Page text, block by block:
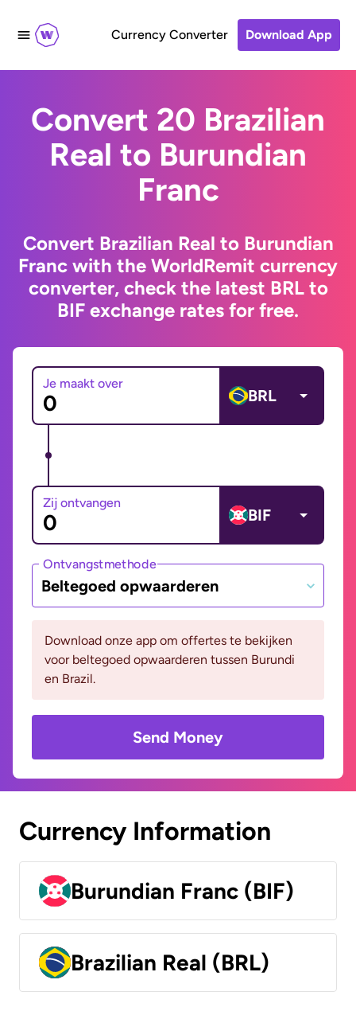
Currency Converter Download App
Convert 20 Brazilian
Real to Burundian
Franc
Convert Brazilian Real to Burundian
Franc with the WorldRemit currency
converter, check the latest BRL to
BIF exchange rates for free.
Je maakt over
BRL
Zij ontvangen
BIF
Ontvangstmethode
Beltegoed opwaarderen
Download onze app om offertes te bekijken
voor beltegoed opwaarderen tussen Burundi
en Brazil.
Send Money
Currency Information
Burundian Franc (BIF)
Brazilian Real (BRL)